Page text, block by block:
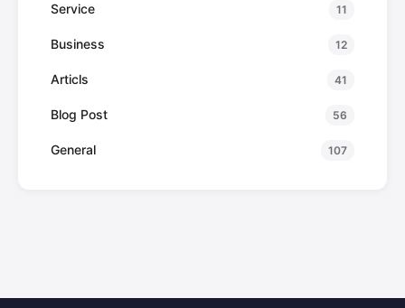
Service 11
Business 12
Articls 41
Blog Post 56
General 107